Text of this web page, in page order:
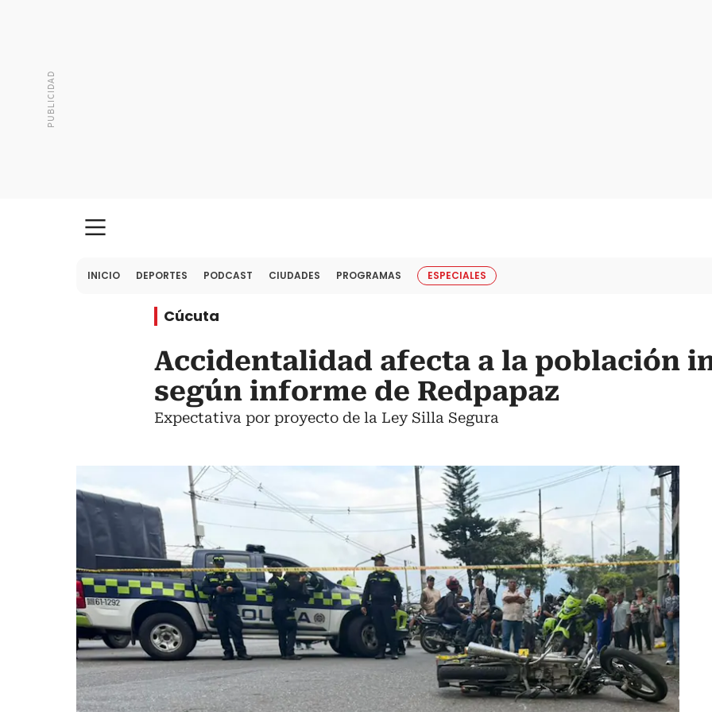
INICIO DEPORTES PODCAST CIUDADES PROGRAMAS ESPECIALES
Cúcuta
Accidentalidad afecta a la población
según informe de Redpapaz
Expectativa por proyecto de la Ley Silla Segura